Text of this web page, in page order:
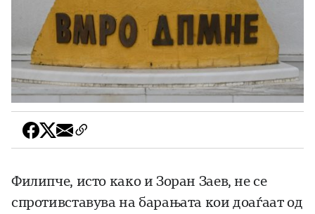
Филипче, исто како и Зоран Заев, не се
спротивставува на барањата кои доаѓаат од